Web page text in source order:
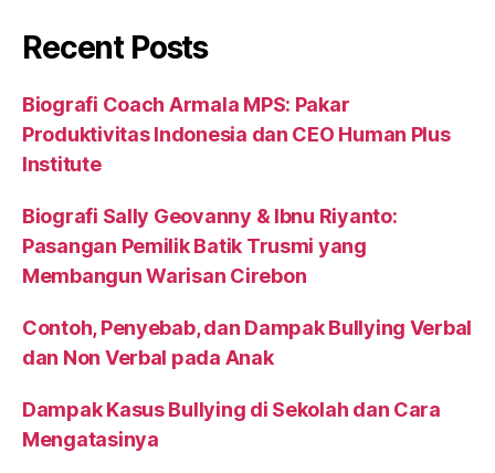
Recent Posts
Biografi Coach Armala MPS: Pakar
Produktivitas Indonesia dan CEO Human Plus
Institute
Biografi Sally Geovanny & Ibnu Riyanto:
Pasangan Pemilik Batik Trusmi yang
Membangun Warisan Cirebon
Contoh, Penyebab, dan Dampak Bullying Verbal
dan Non Verbal pada Anak
Dampak Kasus Bullying di Sekolah dan Cara
Mengatasinya